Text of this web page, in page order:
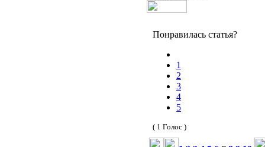
Понравилась статья?
1
2
3
4
5
( 1 Голос )